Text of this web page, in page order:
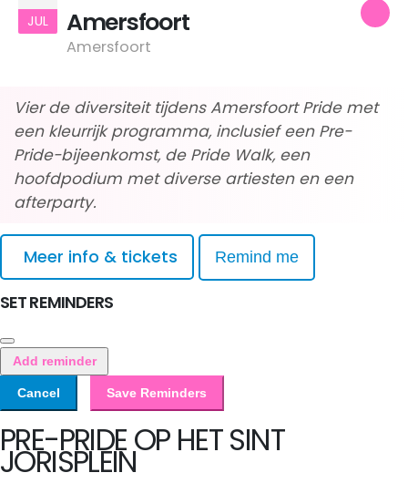
JUL Amersfoort
Amersfoort
Vier de diversiteit tijdens Amersfoort Pride met
een kleurrijk programma, inclusief een Pre-
Pride-bijeenkomst, de Pride Walk, een
hoofdpodium met diverse artiesten en een
afterparty.
Meer info & tickets Remind me
SET REMINDERS
Add reminder
Cancel Save Reminders
PRE-PRIDE OP HET SINT
JORISPLEIN